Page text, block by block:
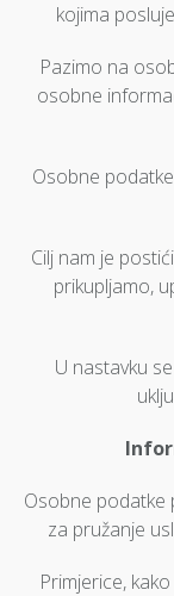
kojima
Pazimo na
osobne
Osobne
Cilj nam je
prikupljamo,
U nastavku
Osobne podatke
za pružanje
Primjerice,